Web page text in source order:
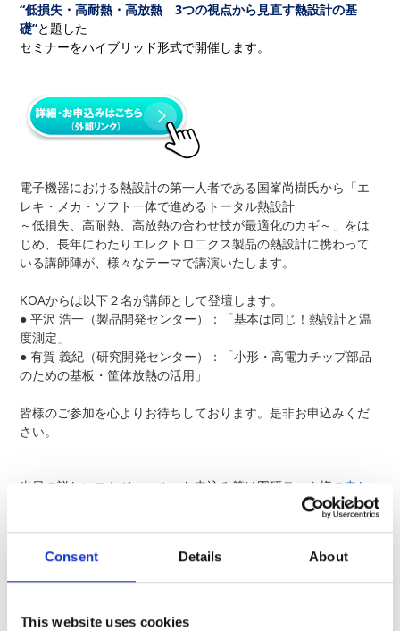
Consent Details About
This website uses cookies
“低損失・高耐熱・高放熱 3つの視点から見直す熱設計の基
礎”と題した
セミナーをハイブリッド形式で開催します。
電子機器における熱設計の第一人者である国峯尚樹氏から「エ
レキ・メカ・ソフト一体で進めるトータル熱設計
～低損失、高耐熱、高放熱の合わせ技が最適化のカギ～」をは
じめ、長年にわたりエレクトロ二クス製品の熱設計に携わって
いる講師陣が、様々なテーマで講演いたします。
KOAからは以下２名が講師として登壇します。
● 平沢 浩一（製品開発センター）：「基本は同じ！熱設計と温
度測定」
● 有賀 義紀（研究開発センター）：「小形・高電力チップ部品
のための基板・筐体放熱の活用」
皆様のご参加を心よりお待ちしております。是非お申込みくだ
さい。
当日の詳しいスケジュール・お申込み等は図研テック様の 申し
開催日時
【会場】 13：00～18：